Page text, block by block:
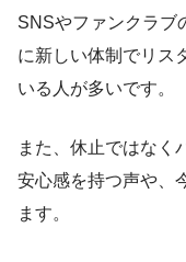
SNSやファンクラブ
に新しい体制でリス
いる人が多いです。
また、休止ではなく
安心感を持つ声や、
ます。